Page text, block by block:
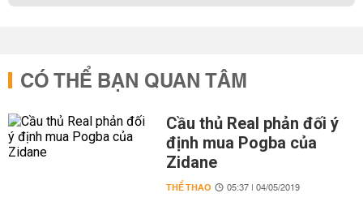
CÓ THỂ BẠN QUAN TÂM
Cầu thủ Real phản đối ý
định mua Pogba của
Zidane
THỂ THAO 05:37 | 04/05/2019